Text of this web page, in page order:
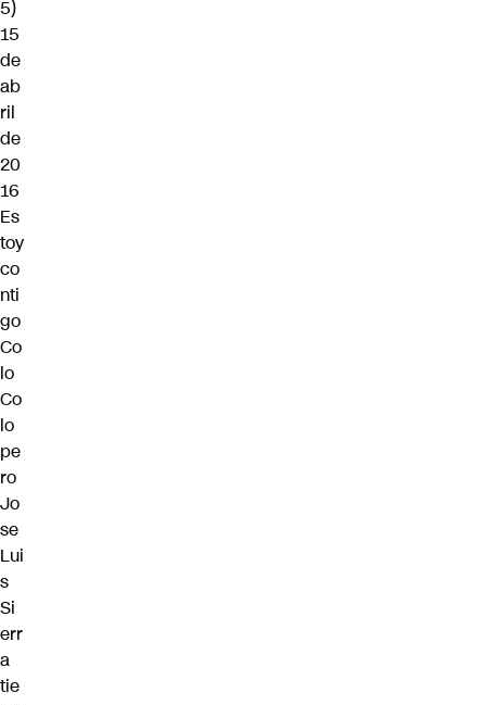
5)
15
de
ab
ril
de
20
16
Es
toy
co
nti
go
Co
lo
Co
lo
pe
ro
Jo
se
Lui
s
Si
err
a
tie